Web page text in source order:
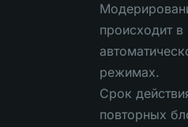
происходит
режимах.
Срок
повторных